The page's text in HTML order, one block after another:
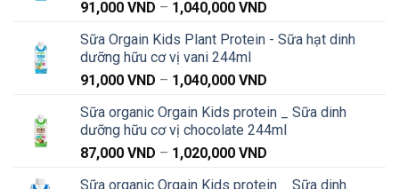
91,000 VND – 1,040,000 VND
từ
Sữa Orgain Kids Plant Protein - Sữa hạt dinh
dưỡng hữu cơ vị vani 244ml
91,000 VND – 1,040,000 VND
từ
91,000 VND
Sữa organic Orgain Kids protein _ Sữa dinh
dưỡng hữu cơ vị chocolate 244ml
87,000 VND – 1,020,000 VND
Sữa organic Orgain Kids protein _ Sữa dinh